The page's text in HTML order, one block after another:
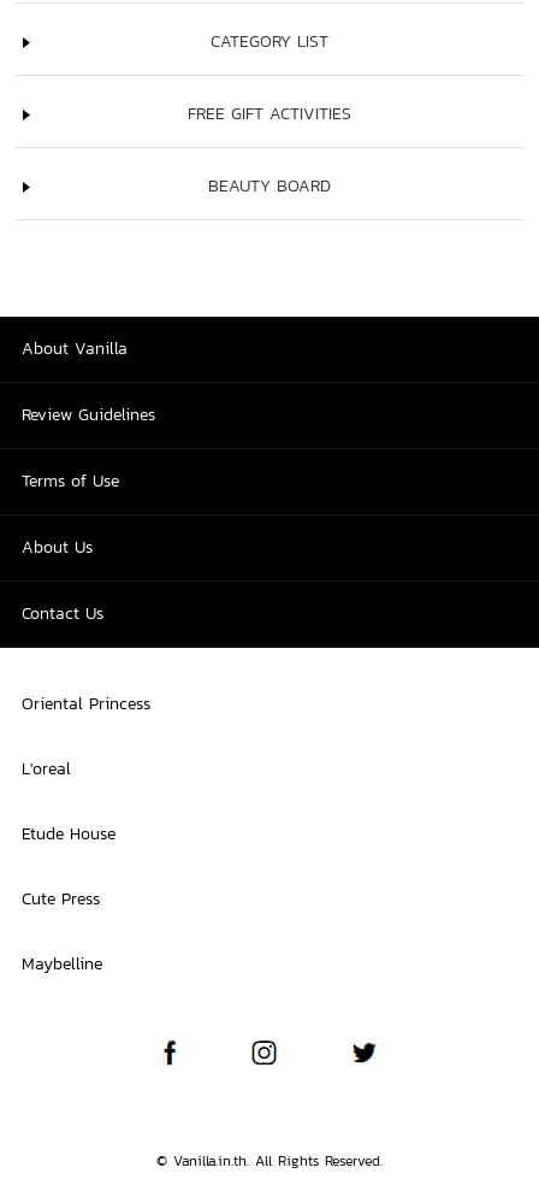
CATEGORY LIST
FREE GIFT ACTIVITIES
BEAUTY BOARD
About Vanilla
Review Guidelines
Terms of Use
About Us
Contact Us
Oriental Princess
L'oreal
Etude House
Cute Press
Maybelline
© Vanilla.in.th. All Rights Reserved.